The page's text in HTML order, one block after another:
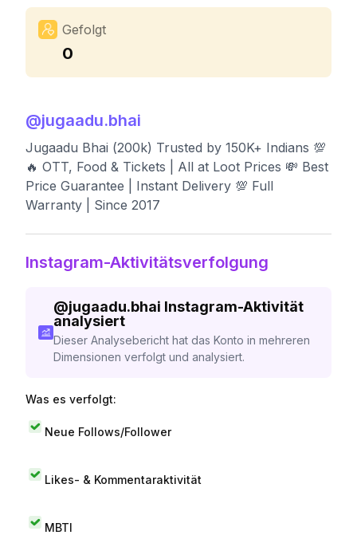
Gefolgt
0
@jugaadu.bhai
Jugaadu Bhai (200k) Trusted by 150K+ Indians 💯
🔥 OTT, Food & Tickets | All at Loot Prices 💸 Best
Price Guarantee | Instant Delivery 💯 Full
Warranty | Since 2017
Instagram-Aktivitätsverfolgung
@jugaadu.bhai Instagram-Aktivität
analysiert
Dieser Analysebericht hat das Konto in mehreren
Dimensionen verfolgt und analysiert.
Was es verfolgt:
Neue Follows/Follower
Likes- & Kommentaraktivität
MBTI